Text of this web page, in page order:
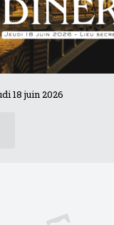
18 juin 2026